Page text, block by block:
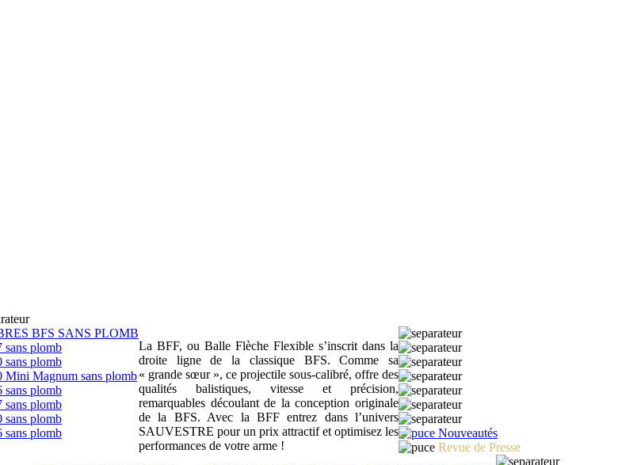
BFS SANS PLOMB
sans plomb
sans plomb
Mini Magnum sans plomb
sans plomb
sans plomb
sans plomb
sans plomb
La BFF, ou Balle Flèche Flexible s’inscrit dans la
droite ligne de la classique BFS. Comme sa
« grande sœur », ce projectile sous-calibré, offre des
qualités balistiques, vitesse et précision,
remarquables découlant de la conception originale
de la BFS. Avec la BFF entrez dans l’univers
SAUVESTRE pour un prix attractif et optimisez les
performances de votre arme !
Nouveautés
Revue de Presse